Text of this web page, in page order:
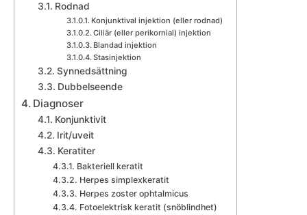
Rodnad
Konjunktival injektion (eller rodnad)
Ciliär (eller perikornial) injektion
Blandad injektion
Stasinjektion
Synnedsättning
Dubbelseende
Diagnoser
Konjunktivit
Irit/uveit
Keratiter
Bakteriell keratit
Herpes simplexkeratit
Herpes zoster ophtalmicus
Fotoelektrisk keratit (snöblindhet)